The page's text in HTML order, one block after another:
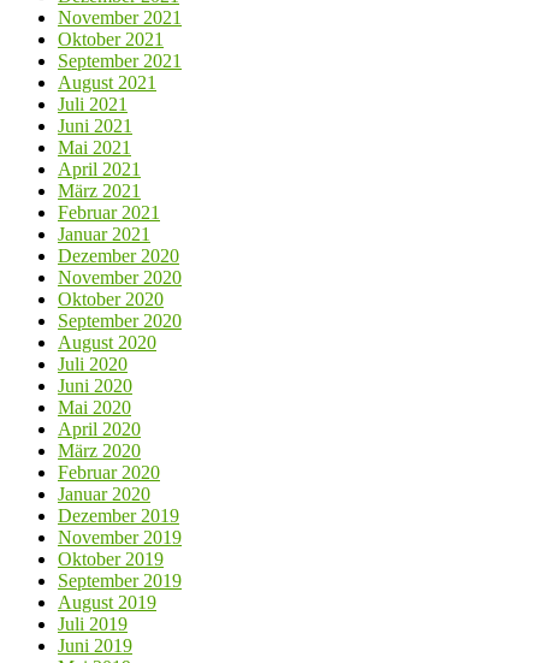
November 2021
Oktober 2021
September 2021
August 2021
Juli 2021
Juni 2021
Mai 2021
April 2021
März 2021
Februar 2021
Januar 2021
Dezember 2020
November 2020
Oktober 2020
September 2020
August 2020
Juli 2020
Juni 2020
Mai 2020
April 2020
März 2020
Februar 2020
Januar 2020
Dezember 2019
November 2019
Oktober 2019
September 2019
August 2019
Juli 2019
Juni 2019